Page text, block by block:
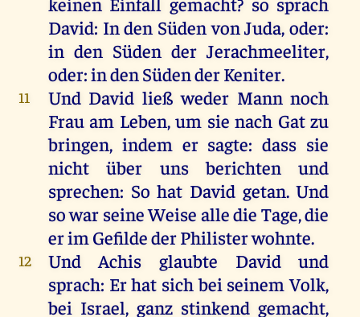
David: Inden SüdenvonJuda,oder:
in denSüdender Jerachmeeliter,
oder:indenSüdenderKeniter.
11 Und David ließ weder Mann noch
Frau am Leben,um sie nach Gatzu
bringen, indem er sagte: dass sie
nicht
über unsberichtenund
sprechen: So hat David getan.Und
sowar seineWeise alledie Tage,die
erim GefildederPhilisterwohnte.
12 Und Achis glaubte David
und
sprach: Erhat sichbei seinem Volk,
bei Israel, ganz stinkend gemacht,